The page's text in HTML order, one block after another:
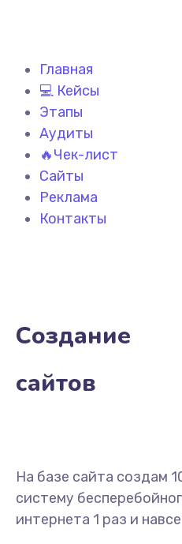
Главная
💻 Кейсы
Этапы
Аудиты
🔥Чек-лист
Сайты
Реклама
Контакты
Создание
сайтов
На базе сайта создам
систему
интернета 1 раз и